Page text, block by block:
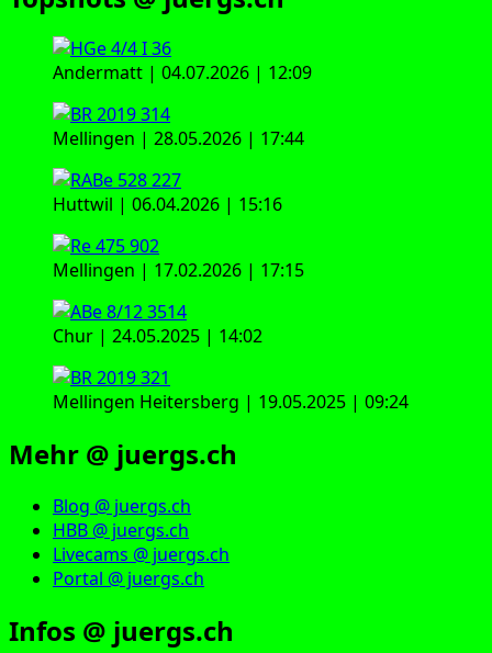
Andermatt | 04.07.2026 | 12:09
Mellingen | 28.05.2026 | 17:44
Huttwil | 06.04.2026 | 15:16
Mellingen | 17.02.2026 | 17:15
Chur | 24.05.2025 | 14:02
Mellingen Heitersberg | 19.05.2025 | 09:24
Mehr @ juergs.ch
Blog @ juergs.ch
HBB @ juergs.ch
Livecams @ juergs.ch
Portal @ juergs.ch
Infos @ juergs.ch